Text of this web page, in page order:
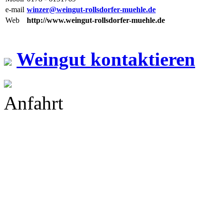
e-mail winzer@weingut-rollsdorfer-muehle.de
Web
http://www.weingut-rollsdorfer-muehle.de
Weingut kontaktieren
Anfahrt